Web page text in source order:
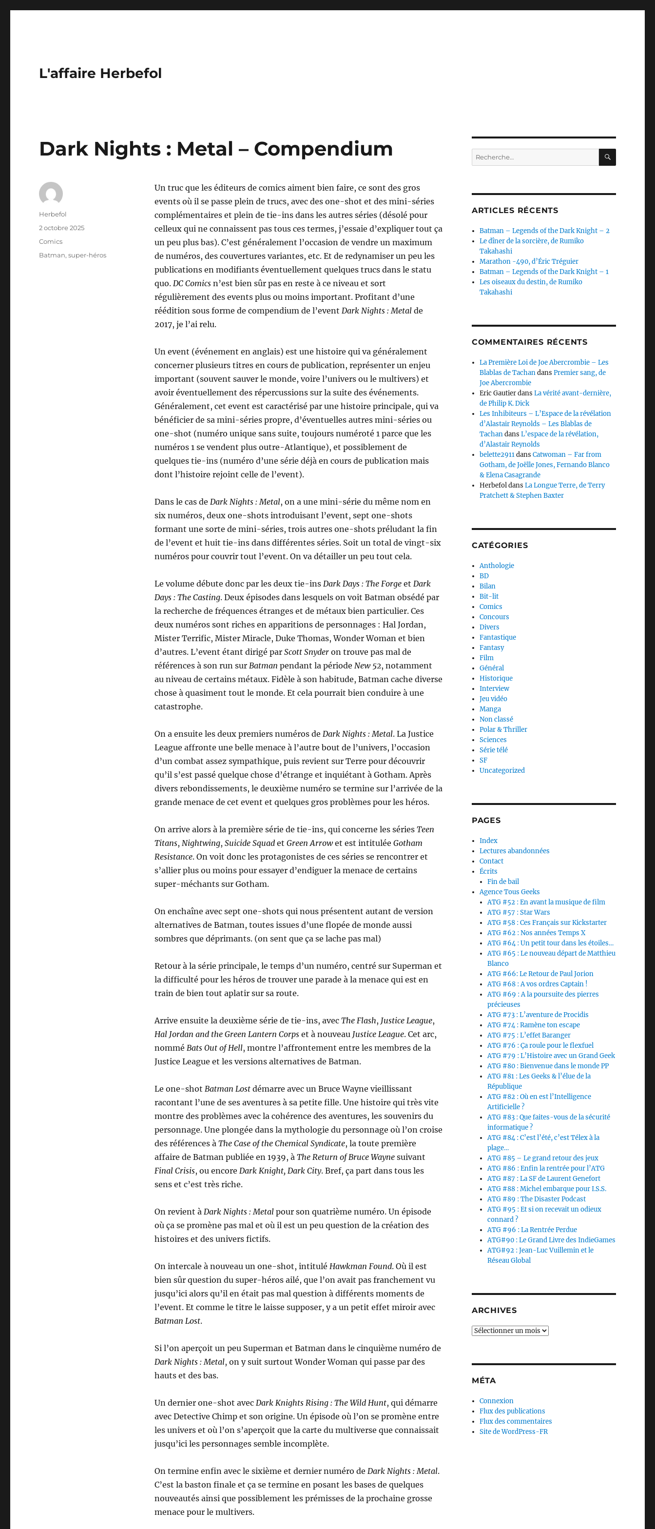
L'affaire Herbefol
Dark Nights : Metal – Compendium
Un truc que les éditeurs de comics aiment bien faire, ce sont des gros
events où il se passe plein de trucs, avec des one-shot et des mini-séries
complémentaires et plein de tie-ins dans les autres séries (désolé pour
celleux qui ne connaissent pas tous ces termes, j’essaie d’expliquer tout ça
un peu plus bas). C’est généralement l’occasion de vendre un maximum
de numéros, des couvertures variantes, etc. Et de redynamiser un peu les
publications en modifiants éventuellement quelques trucs dans le statu
quo. DC Comicsn’est bien sûr pas en reste à ce niveau et sort
régulièrement des events plus ou moins important. Profitant d’une
réédition sous forme de compendium de l’event Dark Nights : Metalde
2017, je l’ai relu.
Un event (événement en anglais) est une histoire qui va généralement
concerner plusieurs titres en cours de publication, représenter un enjeu
important (souvent sauver le monde, voire l’univers ou le multivers) et
avoir éventuellement des répercussions sur la suite des événements.
Généralement, cet event est caractérisé par une histoire principale, qui va
bénéficier de sa mini-séries propre, d’éventuelles autres mini-séries ou
one-shot (numéro unique sans suite, toujours numéroté 1 parce que les
numéros 1 se vendent plus outre-Atlantique), et possiblement de
quelques tie-ins (numéro d’une série déjà en cours de publication mais
dont l’histoire rejoint celle de l’event).
Dans le cas de Dark Nights : Metal, on a une mini-série du même nom en
six numéros, deux one-shots introduisant l’event, sept one-shots
formant une sorte de mini-séries, trois autres one-shots préludant la fin
de l’event et huit tie-ins dans différentes séries. Soit un total de vingt-six
numéros pour couvrir tout l’event. On va détailler un peu tout cela.
Le volume débute donc par les deux tie-ins Dark Days : The Forgeet Dark
Days : The Casting. Deux épisodes dans lesquels on voit Batman obsédé par
la recherche de fréquences étranges et de métaux bien particulier. Ces
deux numéros sont riches en apparitions de personnages : Hal Jordan,
Mister Terrific, Mister Miracle, Duke Thomas, Wonder Woman et bien
d’autres. L’event étant dirigé par Scott Snyderon trouve pas mal de
références à son run sur Batman pendant la période New 52, notamment
au niveau de certains métaux. Fidèle à son habitude, Batman cache diverse
chose à quasiment tout le monde. Et cela pourrait bien conduire à une
catastrophe.
On a ensuite les deux premiers numéros de Dark Nights : Metal. La Justice
League affronte une belle menace à l’autre bout de l’univers, l’occasion
d’un combat assez sympathique, puis revient sur Terre pour découvrir
qu’il s’est passé quelque chose d’étrange et inquiétant à Gotham. Après
divers rebondissements, le deuxième numéro se termine sur l’arrivée de la
grande menace de cet event et quelques gros problèmes pour les héros.
On arrive alors à la première série de tie-ins, qui concerne les séries Teen
Titans, Nightwing, Suicide Squadet Green Arrowet est intitulée Gotham
Resistance. On voit donc les protagonistes de ces séries se rencontrer et
s’allier plus ou moins pour essayer d’endiguer la menace de certains
super-méchants sur Gotham.
On enchaîne avec sept one-shots qui nous présentent autant de version
alternatives de Batman, toutes issues d’une flopée de monde aussi
sombres que déprimants. (on sent que ça se lache pas mal)
Retour à la série principale, le temps d’un numéro, centré sur Superman et
la difficulté pour les héros de trouver une parade à la menace qui est en
train de bien tout aplatir sur sa route.
Arrive ensuite la deuxième série de tie-ins, avec The Flash, Justice League,
Hal Jordan and the Green Lantern Corpset à nouveau Justice League. Cet arc,
nommé Bats Out of Hell, montre l’affrontement entre les membres de la
Justice League et les versions alternatives de Batman.
Le one-shot Batman Lostdémarre avec un Bruce Wayne vieillissant
racontant l’une de ses aventures à sa petite fille. Une histoire qui très vite
montre des problèmes avec la cohérence des aventures, les souvenirs du
personnage. Une plongée dans la mythologie du personnage où l’on croise
des références à The Case of the Chemical Syndicate, la toute première
affaire de Batman publiée en 1939, à The Return of Bruce Waynesuivant
Final Crisis, ou encore Dark Knight, Dark City. Bref, ça part dans tous les
sens et c’est très riche.
On revient à Dark Nights : Metalpour son quatrième numéro. Un épisode
où ça se promène pas mal et où il est un peu question de la création des
histoires et des univers fictifs.
On intercale à nouveau un one-shot, intitulé Hawkman Found. Où il est
bien sûr question du super-héros ailé, que l’on avait pas franchement vu
jusqu’ici alors qu’il en était pas mal question à différents moments de
l’event. Et comme le titre le laisse supposer, y a un petit effet miroir avec
Batman Lost.
Si l’on aperçoit un peu Superman et Batman dans le cinquième numéro de
Dark Nights : Metal, on y suit surtout Wonder Woman qui passe par des
hauts et des bas.
Un dernier one-shot avec Dark Knights Rising : The Wild Hunt, qui démarre
avec Detective Chimp et son origine. Un épisode où l’on se promène entre
les univers et où l’on s’aperçoit que la carte du multiverse que connaissait
jusqu’ici les personnages semble incomplète.
On termine enfin avec le sixième et dernier numéro de Dark Nights : Metal.
C’est la baston finale et ça se termine en posant les bases de quelques
nouveautés ainsi que possiblement les prémisses de la prochaine grosse
menace pour le multivers.
Auteur
Herbefol
Publié
2 octobre 2025
Catégories
Comics
Étiquettes
Batman,super-héros
Recherche
pour :
ARTICLES RÉCENTS
Batman – Legends of the Dark Knight – 2
Le dîner de la sorcière, de Rumiko
Takahashi
Marathon -490, d’Éric Tréguier
Batman – Legends of the Dark Knight – 1
Les oiseaux du destin, de Rumiko
Takahashi
COMMENTAIRES RÉCENTS
La Première Loi de Joe Abercrombie – Les
Blablas de TachandansPremier sang, de
Joe Abercrombie
Eric GautierdansLa vérité avant-dernière,
de Philip K. Dick
Les Inhibiteurs – L’Espace de la révélation
d’Alastair Reynolds – Les Blablas de
TachandansL’espace de la révélation,
d’Alastair Reynolds
belette2911dansCatwoman – Far from
Gotham, de Joëlle Jones, Fernando Blanco
& Elena Casagrande
HerbefoldansLa Longue Terre, de Terry
Pratchett & Stephen Baxter
CATÉGORIES
Anthologie
BD
Bilan
Bit-lit
Comics
Concours
Divers
Fantastique
Fantasy
Film
Général
Historique
Interview
Jeu vidéo
Manga
Non classé
Polar & Thriller
Sciences
Série télé
SF
Uncategorized
PAGES
Index
Lectures abandonnées
Contact
Écrits
Fin de bail
Agence Tous Geeks
ATG #52 : En avant la musique de film
ATG #57 : Star Wars
ATG #58 : Ces Français sur Kickstarter
ATG #62 : Nos années Temps X
ATG #64 : Un petit tour dans les étoiles…
ATG #65 : Le nouveau départ de Matthieu
Blanco
ATG #66: Le Retour de Paul Jorion
ATG #68 : A vos ordres Captain !
ATG #69 : A la poursuite des pierres
précieuses
ATG #73 : L’aventure de Procidis
ATG #74 : Ramène ton escape
ATG #75 : L’effet Baranger
ATG #76 : Ça roule pour le flexfuel
ATG #79 : L’Histoire avec un Grand Geek
ATG #80 : Bienvenue dans le monde PP
ATG #81 : Les Geeks & l’élue de la
République
ATG #82 : Où en est l’Intelligence
Artificielle ?
ATG #83 : Que faites-vous de la sécurité
informatique ?
ATG #84 : C’est l’été, c’est Télex à la
plage…
ATG #85 – Le grand retour des jeux
ATG #86 : Enfin la rentrée pour l’ATG
ATG #87 : La SF de Laurent Genefort
ATG #88 : Michel embarque pour I.S.S.
ATG #89 : The Disaster Podcast
ATG #95 : Et si on recevait un odieux
connard ?
ATG #96 : La Rentrée Perdue
ATG#90 : Le Grand Livre des IndieGames
ATG#92 : Jean-Luc Vuillemin et le
Réseau Global
ARCHIVES
Archives
MÉTA
Connexion
Flux des publications
Flux des commentaires
Site de WordPress-FR